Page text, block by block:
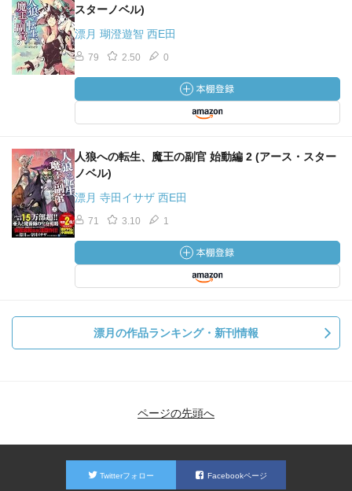
スターノベル)
漂月 瑚澄遊智 西E田
79 2.50 0
人狼への転生、魔王の副官 始動編 2 (アース・スター
ノベル)
漂月 寺田イサザ 西E田
71 3.10 1
漂月の作品ランキング・新刊情報
ページの先頭へ
Twitterフォロー Facebookページ